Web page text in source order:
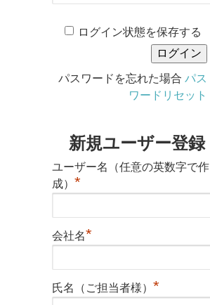
ログイン状態を保存する
パスワードを忘れた場合 パス
ワードリセット
新規ユーザー登録
ユーザー名（任意の英数字で作
成） *
会社名*
氏名（ご担当者様） *